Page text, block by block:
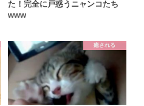
た！完全に戸惑うニャンコたち
www
癒される